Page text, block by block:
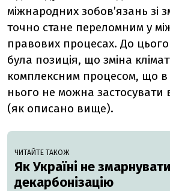
міжнародних зобов’язань зі
точно стане переломним у
правових процесах. До
була позиція, що зміна
комплексним процесом, що
нього не можна застосувати
(як описано вище).
ЧИТАЙТЕ ТАКОЖ
Як Україні не
декарбонізацію